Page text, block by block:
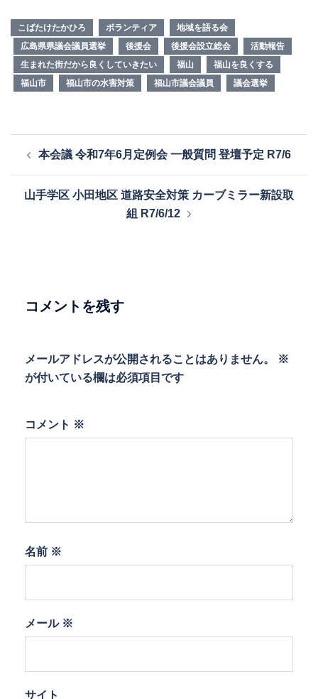
こばたけたかひろ ボランティア
地域を語る会
広島県県議会議員選挙
後援会 後援会設立総会
活動報告
生まれた街だから良くしていきたい
福山
福山を良くする
福山市
福山市の水害対策 福山市議会議員 議会選挙
ビ
ン
本会議 令和7年6月定例会 一般質問 登壇予定 R7/6
山手学区 小田地区 道路安全対策 カーブミラー新設取
組 R7/6/12
コメントを残す
メールアドレスが公開されることはありません。
※
が付いている欄は必須項目です
コメント ※
名前 ※
メール ※
サイト